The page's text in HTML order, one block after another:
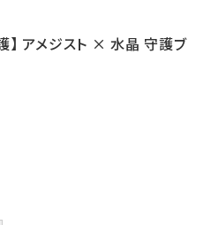
】 アメジスト × 水晶 守護ブ